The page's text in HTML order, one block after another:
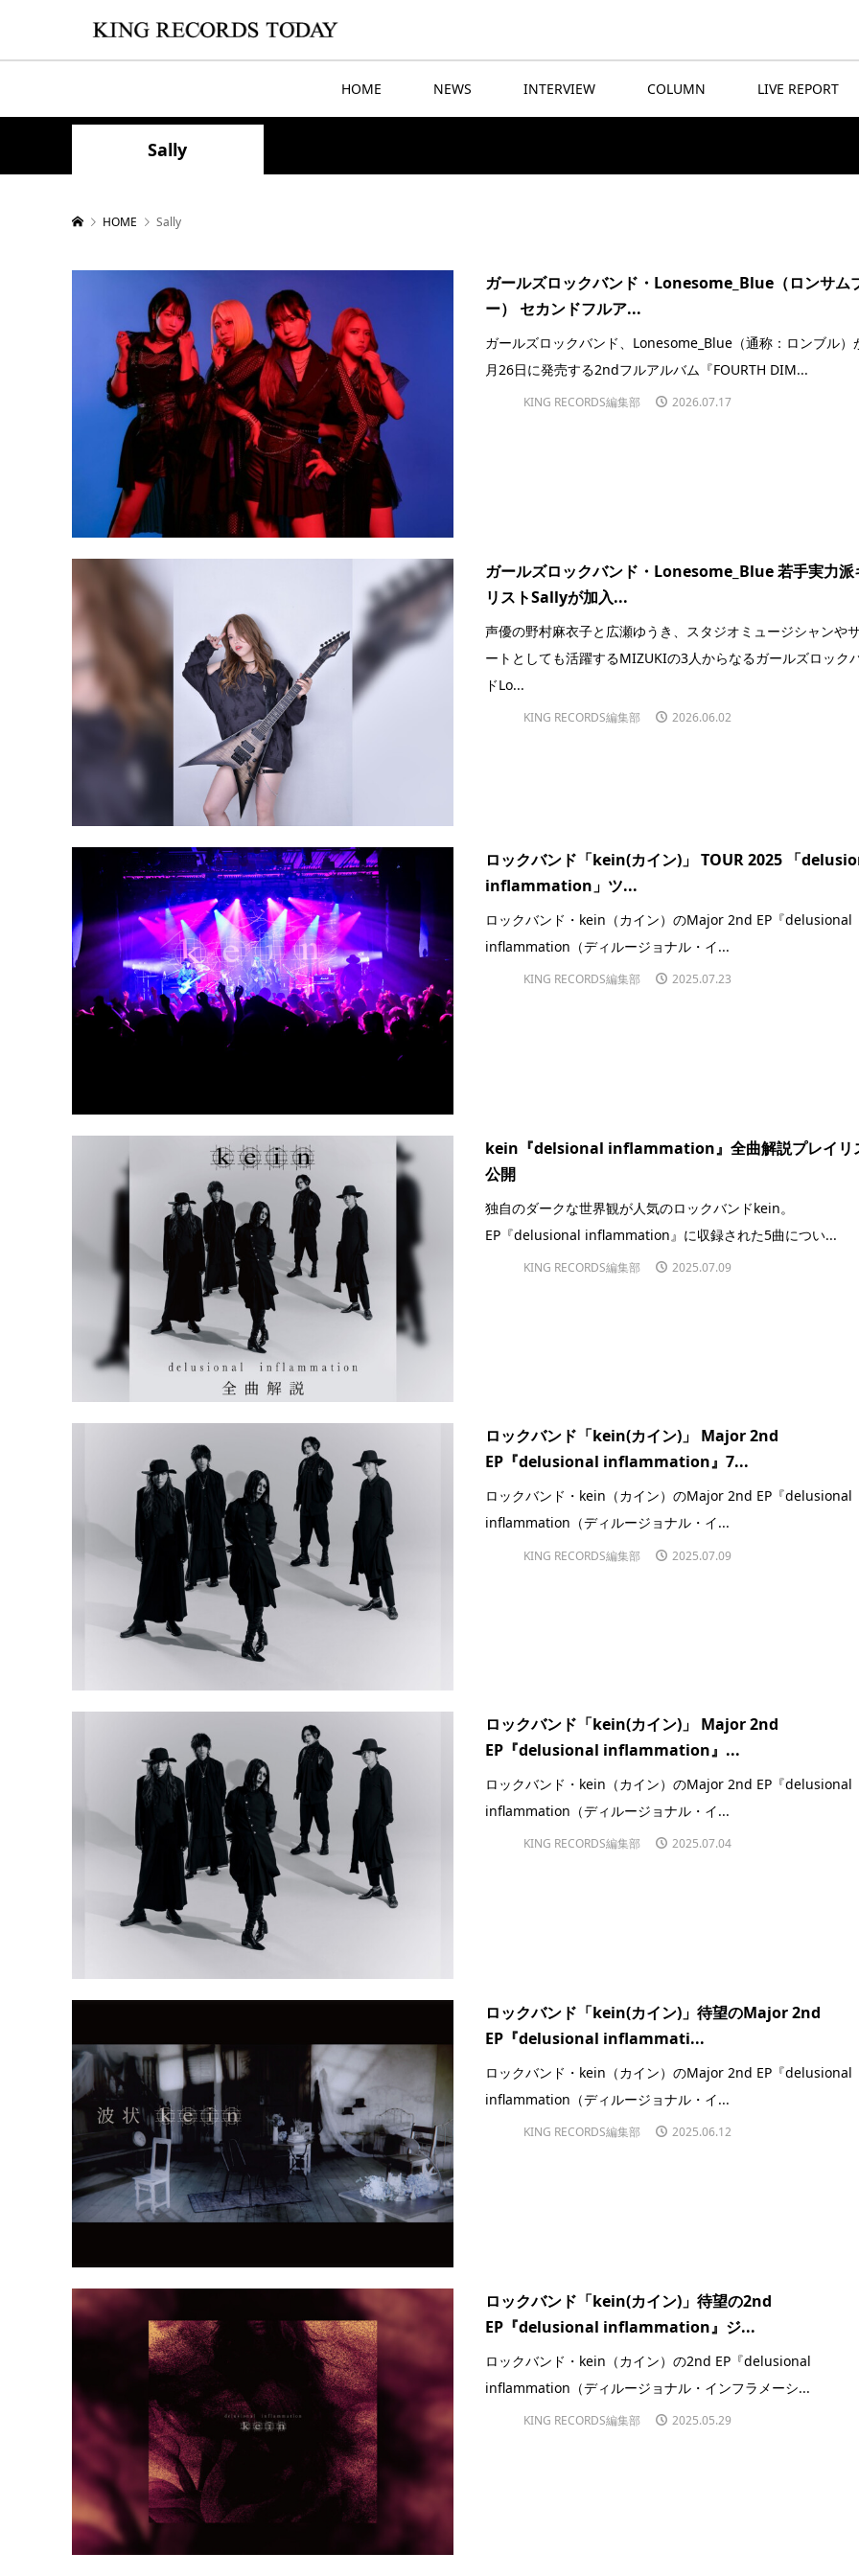
HOME NEWS INTERVIEW COLUMN LIVE REPORT
Sally
HOME Sally
ガールズロックバンド・Lonesome_Blue（ロンサム
ー） セカンドフルア...
ガールズロックバンド、Lonesome_Blue（通称：ロンブル）
月26日に発売する2ndフルアルバム『FOURTH DIM...
KING RECORDS編集部 2026.07.17
ガールズロックバンド・Lonesome_Blue 若手実力派
リストSallyが加入...
声優の野村麻衣子と広瀬ゆうき、スタジオミュージシャンや
ートとしても活躍するMIZUKIの3人からなるガールズロック
ドLo...
KING RECORDS編集部 2026.06.02
ロックバンド「kein(カイン)」 TOUR 2025 「
inflammation」ツ...
ロックバンド・kein（カイン）のMajor 2nd EP『delusional
inflammation（ディルージョナル・イ...
KING RECORDS編集部 2025.07.23
kein『delsional inflammation』全曲解説プレイリ
公開
独自のダークな世界観が人気のロックバンドkein。
EP『delusional inflammation』に収録された5曲につい...
KING RECORDS編集部 2025.07.09
ロックバンド「kein(カイン)」 Major 2nd
EP『delusional inflammation』7...
ロックバンド・kein（カイン）のMajor 2nd EP『delusional
inflammation（ディルージョナル・イ...
KING RECORDS編集部 2025.07.09
ロックバンド「kein(カイン)」 Major 2nd
EP『delusional inflammation』...
ロックバンド・kein（カイン）のMajor 2nd EP『delusional
inflammation（ディルージョナル・イ...
KING RECORDS編集部 2025.07.04
ロックバンド「kein(カイン)」待望のMajor 2nd
EP『delusional inflammati...
ロックバンド・kein（カイン）のMajor 2nd EP『delusional
inflammation（ディルージョナル・イ...
KING RECORDS編集部 2025.06.12
ロックバンド「kein(カイン)」待望の2nd
EP『delusional inflammation』ジ...
ロックバンド・kein（カイン）の2nd EP『delusional
inflammation（ディルージョナル・インフラメーシ...
KING RECORDS編集部 2025.05.29